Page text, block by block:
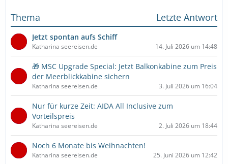
Thema
Letzte Antwort
Jetzt spontan aufs Schiff
Katharina seereisen.de 14. Juli 2026 um 14:48
🎁 MSC Upgrade Special: Jetzt Balkonkabine zum Preis
der Meerblickkabine sichern
Katharina seereisen.de 3. Juli 2026 um 16:04
Nur für kurze Zeit: AIDA All Inclusive zum
Vorteilspreis
Katharina seereisen.de 2. Juli 2026 um 18:44
Noch 6 Monate bis Weihnachten!
Katharina seereisen.de 25. Juni 2026 um 12:42